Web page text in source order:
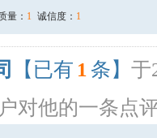
量： 1 诚信度： 1
【已有 1 条】 于
对他的一条点